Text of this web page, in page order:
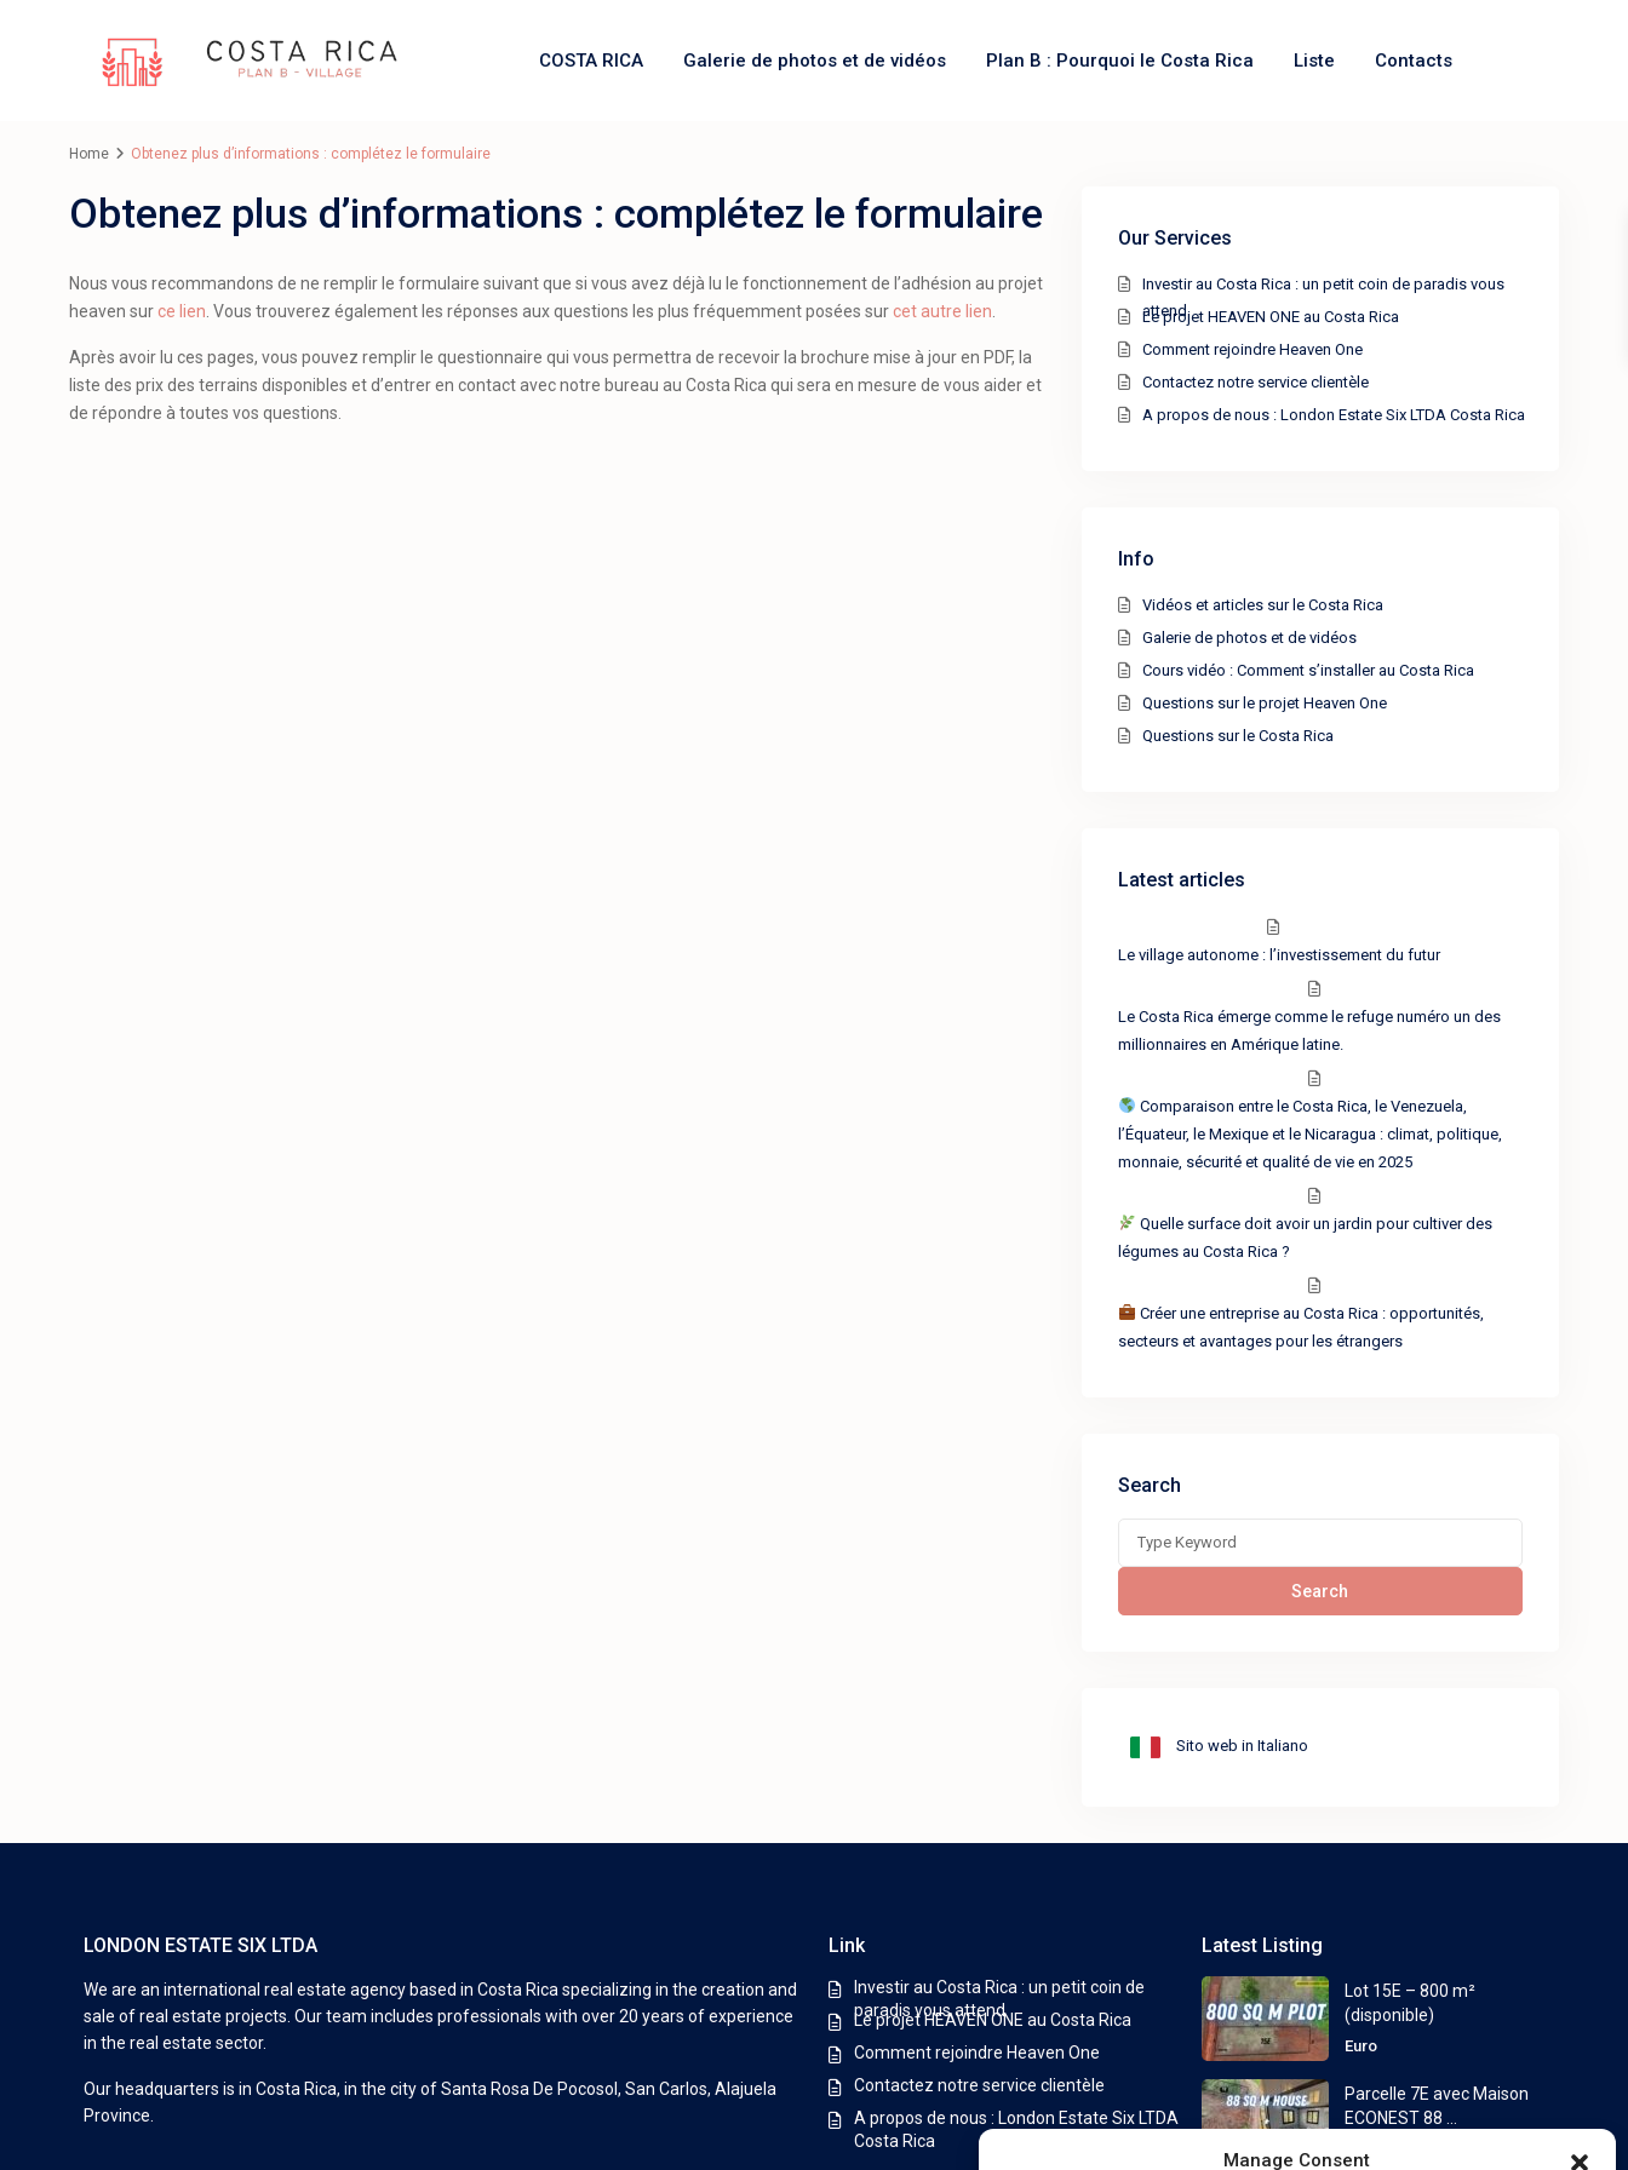
Manage Consent
COSTA RICA Galerie de photos et de vidéos Plan B : Pourquoi le Costa Rica Liste Contacts
Home Obtenez plus d’informations : complétez le formulaire
Obtenez plus d’informations : complétez le formulaire
Nous vous recommandons de ne remplir le formulaire suivant que si vous avez déjà lu le fonctionnement de l’adhésion au projet
heaven sur ce lien . Vous trouverez également les réponses aux questions les plus fréquemment posées sur cet autre lien
Après avoir lu ces pages, vous pouvez remplir le questionnaire qui vous permettra de recevoir la brochure mise à jour en PDF, la
liste des prix des terrains disponibles et d’entrer en contact avec notre bureau au Costa Rica qui sera en mesure de vous aider et
de répondre à toutes vos questions.
Our Services
Investir au Costa Rica : un petit coin de paradis vous
attend
Le projet HEAVEN ONE au Costa Rica
Comment rejoindre Heaven One
Contactez notre service clientèle
A propos de nous : London Estate Six LTDA Costa Rica
Info
Vidéos et articles sur le Costa Rica
Galerie de photos et de vidéos
Cours vidéo : Comment s’installer au Costa Rica
Questions sur le projet Heaven One
Questions sur le Costa Rica
Latest articles
Le village autonome : l’investissement du futur
Le Costa Rica émerge comme le refuge numéro un des
millionnaires en Amérique latine.
Comparaison entre le Costa Rica, le Venezuela,
l’Équateur, le Mexique et le Nicaragua : climat, politique,
monnaie, sécurité et qualité de vie en 2025
Quelle surface doit avoir un jardin pour cultiver des
légumes au Costa Rica ?
Créer une entreprise au Costa Rica : opportunités,
secteurs et avantages pour les étrangers
Search
Search
Sito web in Italiano
LONDON ESTATE SIX LTDA
We are an international real estate agency based in Costa Rica specializing in the creation and
sale of real estate projects. Our team includes professionals with over 20 years of experience
in the real estate sector.
Our headquarters is in Costa Rica, in the city of Santa Rosa De Pocosol, San Carlos, Alajuela
Province.
Link
Investir au Costa Rica : un petit coin de
paradis vous attend
Le projet HEAVEN ONE au Costa Rica
Comment rejoindre Heaven One
Contactez notre service clientèle
A propos de nous : London Estate Six LTDA
Costa Rica
Latest Listing
Lot 15E – 800 m²
(disponible)
Euro
Parcelle 7E avec Maison
ECONEST 88 ...